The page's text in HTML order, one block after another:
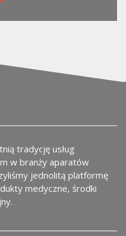
tradycję usług
w branży aparatów
jednolitą platformę
medyczne, środki